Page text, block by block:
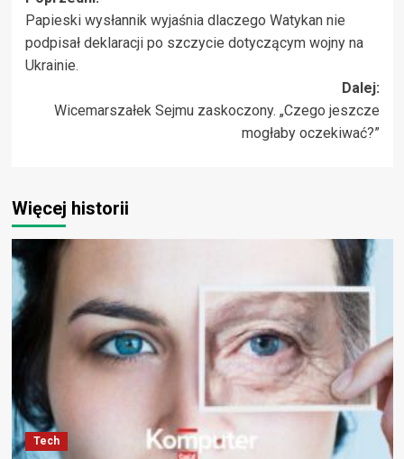
wpisy
Papieski wysłannik wyjaśnia dlaczego Watykan nie
podpisał deklaracji po szczycie dotyczącym wojny na
Ukrainie.
Dalej:
Wicemarszałek Sejmu zaskoczony. „Czego jeszcze
mogłaby oczekiwać?”
Więcej historii
Tech